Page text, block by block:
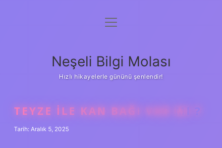
Anasayfa
Yasal Uyarı
menüyü
Neşeli Bilgi Molası
Hızlı hikayelerle gününü şenlendir!
TEYZE ILE KAN BAĞI VAR MI ?
Tarih: Aralık 5, 2025